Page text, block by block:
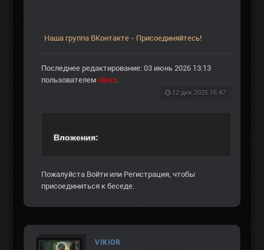
Наша группа ВКонтакте - Присоединяйтесь!
Последнее редактирование: 03 июнь 2026 13:13
пользователем Alexs.
12 дек 2025 16:47
Вложения:
Пожалуйста Войти или Регистрация, чтобы
присоединиться к беседе.
VIKIOR